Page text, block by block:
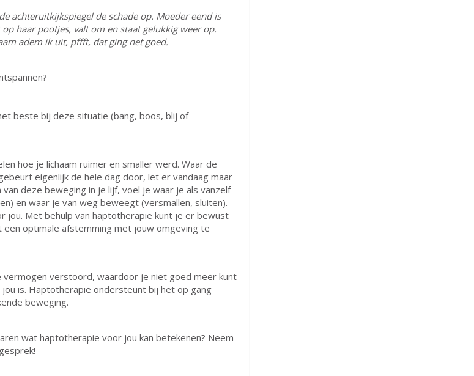
achteruitkijkspiegel de schade op. Moeder eend is
haar pootjes, valt om en staat gelukkig weer op.
adem ik uit, pffft, dat ging net goed.
beste bij deze situatie (bang, boos, blij of
hoe je lichaam ruimer en smaller werd. Waar de
eigenlijk de hele dag door, let er vandaag maar
deze beweging in je lijf, voel je waar je als vanzelf
en waar je van weg beweegt (versmallen, sluiten).
jou. Met behulp van haptotherapie kunt je er bewust
een optimale afstemming met jouw omgeving te
vermogen verstoord, waardoor je niet goed meer kunt
is. Haptotherapie ondersteunt bij het op gang
beweging.
wat haptotherapie voor jou kan betekenen? Neem